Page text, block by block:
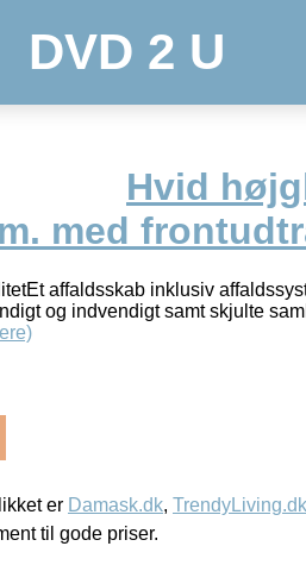
DVD 2 U
Hvid
med
affaldsskab inklusiv
og indvendigt samt skjulte
er Damask.dk, TrendyLiving.dk
til gode priser.